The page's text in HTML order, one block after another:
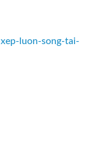
luon-song-tai-